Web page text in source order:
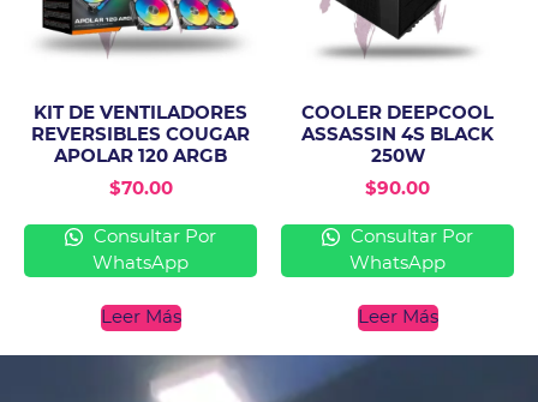
KIT DE VENTILADORES
REVERSIBLES COUGAR
APOLAR 120 ARGB
$70.00
Consultar Por
WhatsApp
Leer Más
COOLER DEEPCOOL
ASSASSIN 4S BLACK
250W
$90.00
Consultar Por
WhatsApp
Leer Más